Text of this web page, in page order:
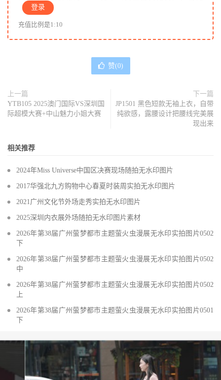
登录
充值比例是1:10
赞(0)
上一篇
YTB105 2025澳门国际VS深圳国
际超模大赛+中山魅力小姐大赛
下一篇
JP1501 黑色短款无袖上衣，自带
纯欲感，露腰设计把腰线完美展
现出来
相关推荐
2024年Miss Universe中国区决赛现场随拍无水印图片
2017华强北九方购物中心春夏时装周实拍无水印图片
2021广州文化节外场走秀实拍无水印图片
2025深圳内衣展外场随拍无水印图片素材
2026年第38届广州萤梦都市主题萤火虫漫展无水印实拍图片0502
下
2026年第38届广州萤梦都市主题萤火虫漫展无水印实拍图片0502
中
2026年第38届广州萤梦都市主题萤火虫漫展无水印实拍图片0502
上
2026年第38届广州萤梦都市主题萤火虫漫展无水印实拍图片0501
下